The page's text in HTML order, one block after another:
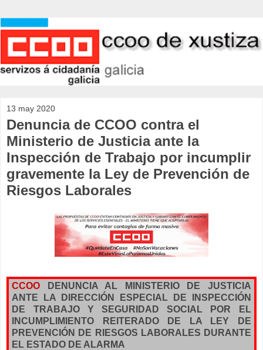
13 may 2020
Denuncia de CCOO contra el
Ministerio de Justicia ante la
Inspección de Trabajo por incumplir
gravemente la Ley de Prevención de
Riesgos Laborales
CCOO DENUNCIA AL MINISTERIO DE JUSTICIA
ANTE LA DIRECCIÓN ESPECIAL DE INSPECCIÓN
DE TRABAJO Y SEGURIDAD SOCIAL POR EL
INCUMPLIMIENTO REITERADO DE LA LEY DE
PREVENCIÓN DE RIESGOS LABORALES DURANTE
EL ESTADO DE ALARMA